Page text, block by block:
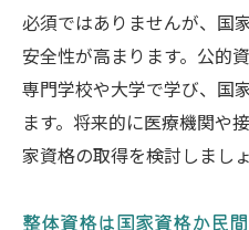
整体師 年収や業
整体師 民間資格
整体の資格選び
必須ではありませんが、国
安全性が高まります。公的
専門学校や大学で学び、国
ます。将来的に医療機関や
家資格の取得を検討しましょ
整体資格は国家資格か民